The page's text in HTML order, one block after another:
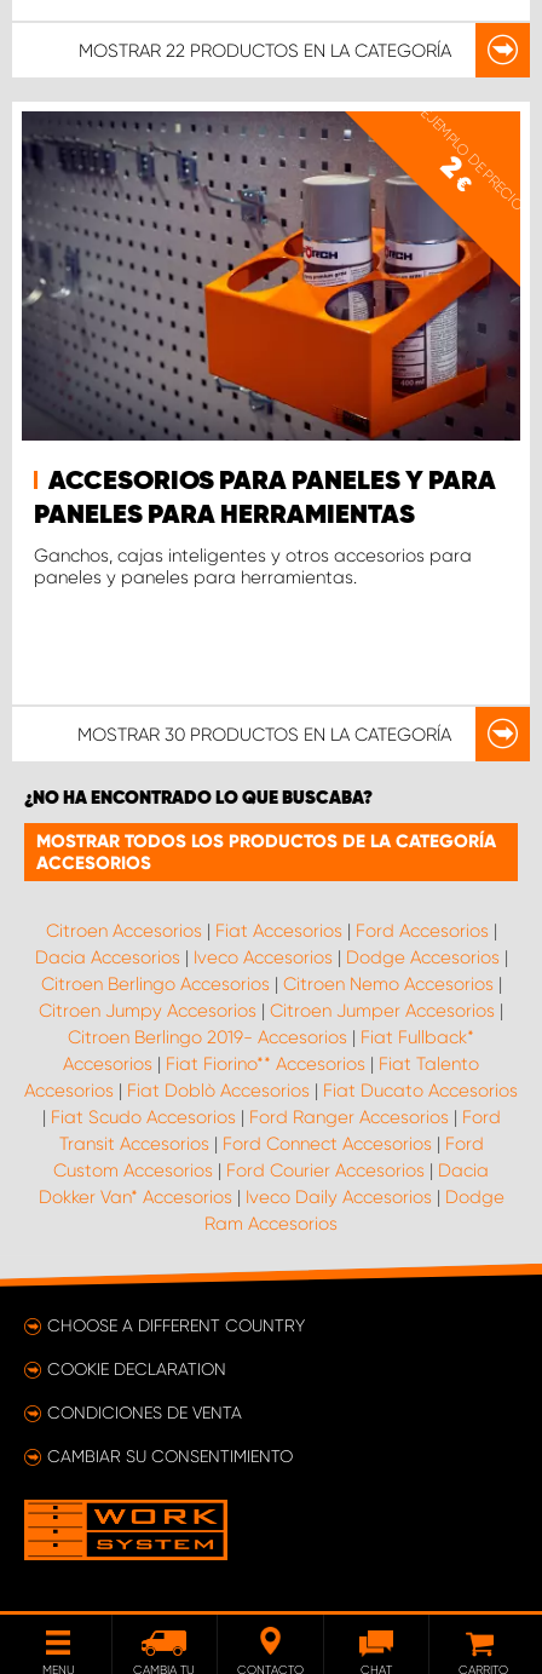
MOSTRAR 22 PRODUCTOS EN LA CATEGORÍA
EJEMPLO DE PRECIO
2
€
ACCESORIOS PARA PANELES Y PARA
PANELES PARA HERRAMIENTAS
Ganchos, cajas inteligentes y otros accesorios para
paneles y paneles para herramientas.
MOSTRAR 30 PRODUCTOS EN LA CATEGORÍA
¿NO HA ENCONTRADO LO QUE BUSCABA?
MOSTRAR TODOS LOS PRODUCTOS DE LA CATEGORÍA
ACCESORIOS
Citroen Accesorios | Fiat Accesorios | Ford Accesorios |
Dacia Accesorios | Iveco Accesorios | Dodge Accesorios |
Citroen Berlingo Accesorios | Citroen Nemo Accesorios |
Citroen Jumpy Accesorios | Citroen Jumper Accesorios |
Citroen Berlingo 2019- Accesorios | Fiat Fullback*
Accesorios | Fiat Fiorino** Accesorios | Fiat Talento
Accesorios | Fiat Doblò Accesorios | Fiat Ducato Accesorios
| Fiat Scudo Accesorios | Ford Ranger Accesorios | Ford
Transit Accesorios | Ford Connect Accesorios | Ford
Custom Accesorios | Ford Courier Accesorios | Dacia
Dokker Van* Accesorios | Iveco Daily Accesorios | Dodge
Ram Accesorios
CHOOSE A DIFFERENT COUNTRY
COOKIE DECLARATION
CONDICIONES DE VENTA
CAMBIAR SU CONSENTIMIENTO
MENU CAMBIA TU CONTACTO CHAT CARRITO